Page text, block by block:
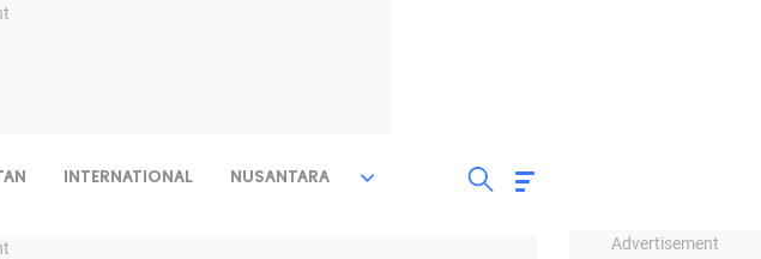
Advertisement
INTERNATIONAL NUSANTARA